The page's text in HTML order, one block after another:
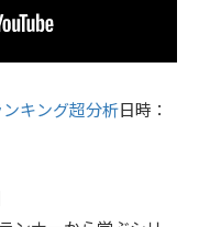
キング超分析日時：